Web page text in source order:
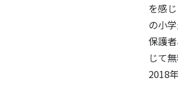
を感
の小
保護
じて
2018